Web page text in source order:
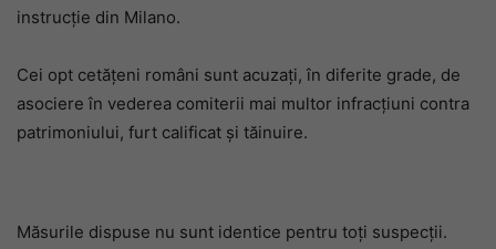
instrucție din Milano.
Cei opt cetățeni români sunt acuzați, în diferite grade, de
asociere în vederea comiterii mai multor infracțiuni contra
patrimoniului, furt calificat și tăinuire.
Măsurile dispuse nu sunt identice pentru toți suspecții.